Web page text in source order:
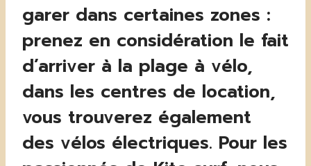
garer dans certaines zones :
prenez en considération le fait
d’arriver à la plage à vélo,
dans les centres de location,
vous trouverez également
des vélos électriques. Pour les